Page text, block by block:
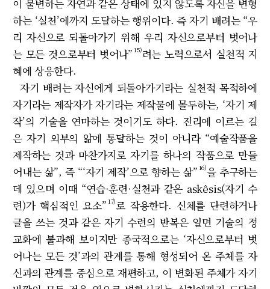
이 불변하는 자연과 같은 상태에 있지 않도록 자신을 변형
하는 ‘실천’에까지 도달하는 행위이다. 즉 자기 배려는 “우
리 자신으로 되돌아가기 위해 우리 자신으로부터 벗어나
는 모든 것으로부터 벗어나” 15)려는 노력으로서 실천적 지
혜에 상응한다.
자기 배려는 자신에게 되돌아가기라는 실천적 목적하에
자기라는 제작자가 자기라는 제작물에 몰두하는, ‘자기 제
작’의 기술을 연마하는 것이기도 하다. 진리에 이르는 길
은 자기 외부의 앎에 통달하는 것이 아니라 “예술작품을
제작하는 것과 마찬가지로 자기를 하나의 작품으로 만들
어내는 삶”, 즉 “‘자기 제작’으로 향하는 삶” 16)을 추구하는
데 있으며 이때 “연습·훈련·실천과 같은 askêsis(자기 수
련)가 핵심적인 요소” 17)로 작용한다. 신체를 단련하거나
글을 쓰는 것과 같은 자기 수련의 반복은 일면 기술의 정
교화에 불과해 보이지만 종국적으로는 ‘자신으로부터 벗
어나는 모든 것’과의 관계를 통해 형성되어 온 주체를 자
신과의 관계를 중심으로 재편하고, 이 변화된 주체가 자기